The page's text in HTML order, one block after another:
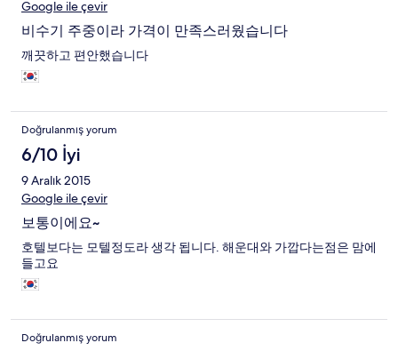
Google ile çevir
비수기 주중이라 가격이 만족스러웠습니다
깨끗하고 편안했습니다
Doğrulanmış yorum
6/10 İyi
9 Aralık 2015
Google ile çevir
보통이에요~
호텔보다는 모텔정도라 생각 됩니다. 해운대와 가깝다는점은 맘에
들고요
Doğrulanmış yorum